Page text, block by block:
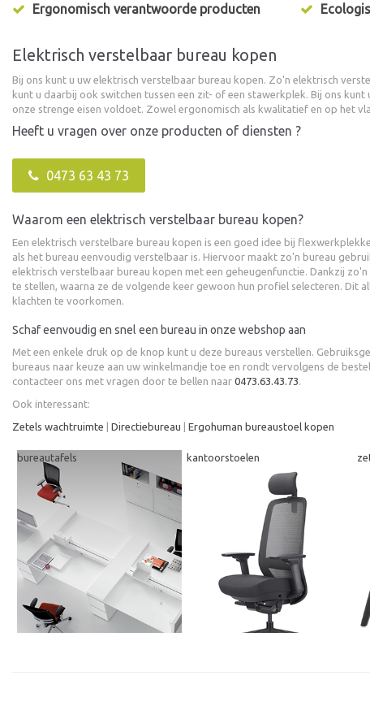
Ergonomisch verantwoorde producten
Elektrisch verstelbaar bureau kopen
Bij ons kunt u uw elektrisch verstelbaar bureau kopen. Zo'n elektrisch
kunt u daarbij ook switchen tussen een zit- of een stawerkplek. Bij ons
onze strenge eisen voldoet. Zowel ergonomisch als kwalitatief en op het
Heeft u vragen over onze producten of diensten ?
0473 63 43 73
Waarom een elektrisch verstelbaar bureau kopen?
Een elektrisch verstelbare bureau kopen is een goed idee bij
als het bureau eenvoudig verstelbaar is. Hiervoor maakt zo'n bureau
elektrisch verstelbaar bureau kopen met een geheugenfunctie. Dankzij
te stellen, waarna ze de volgende keer gewoon hun profiel selecteren. Dit
klachten te voorkomen.
Schaf eenvoudig en snel een bureau in onze webshop aan
Met een enkele druk op de knop kunt u deze bureaus verstellen.
bureaus naar keuze aan uw winkelmandje toe en rondt vervolgens de
contacteer ons met vragen door te bellen naar 0473.63.43.73
Ook interessant:
Zetels wachtruimte | Directiebureau | Ergohuman bureaustoel kopen
bureautafels kantoorstoelen